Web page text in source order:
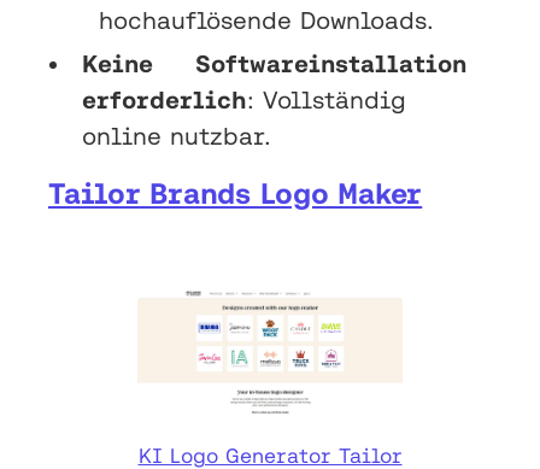
hochauflösende Downloads.
Keine Softwareinstallation
erforderlich: Vollständig
online nutzbar.
Tailor Brands Logo Maker
KI Logo Generator Tailor